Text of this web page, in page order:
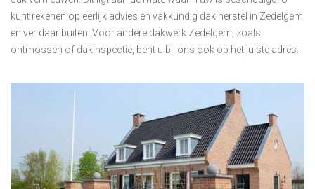
kunt rekenen op eerlijk advies en vakkundig dak herstel in Zedelgem
en ver daar buiten. Voor andere dakwerk Zedelgem, zoals
ontmossen of dakinspectie, bent u bij ons ook op het juiste adres.